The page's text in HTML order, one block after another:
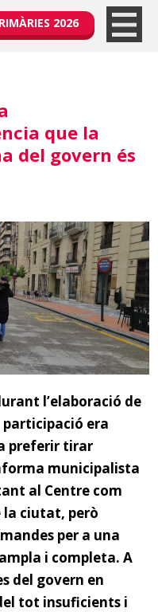
2026
que la
del govern és
l’elaboració de
participació era
preferir tirar
municipalista
al Centre com
la ciutat, però
per a una
i completa. A
del govern en
tot insuficients i